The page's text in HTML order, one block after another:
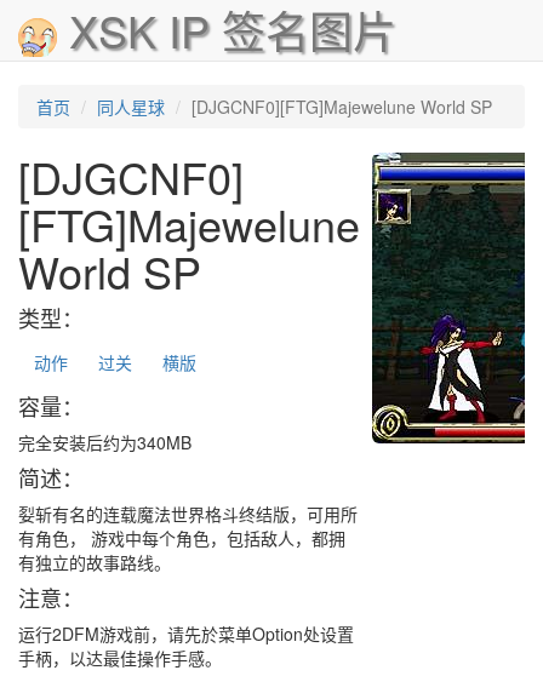
XSK IP 签名图片
首页 同人星球 [DJGCNF0][FTG]Majewelune World SP
[DJGCNF0]
[FTG]Majewelune
World SP
类型：
动作 过关 横版
容量：
完全安装后约为340MB
简述：
姴斩有名的连载魔法世界格斗终结版，可用所
有角色， 游戏中每个角色，包括敌人，都拥
有独立的故事路线。
注意：
运行2DFM游戏前，请先於菜单Option处设置
手柄，以达最佳操作手感。